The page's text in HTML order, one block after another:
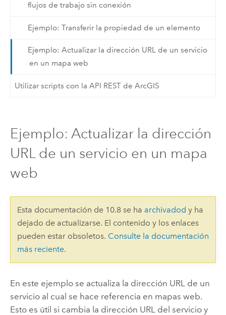
flujos de trabajo sin conexión
Ejemplo: Transferir la propiedad de un elemento
Ejemplo: Actualizar la dirección URL de un servicio
en un mapa web
Utilizar scripts con la API REST de ArcGIS
Ejemplo: Actualizar la dirección
URL de un servicio en un mapa
web
Esta documentación de 10.8 se ha archivadod y ha
dejado de actualizarse. El contenido y los enlaces
pueden estar obsoletos. Consulte la documentación
más reciente.
En este ejemplo se actualiza la dirección URL de un
servicio al cual se hace referencia en mapas web.
Esto es útil si cambia la dirección URL del servicio y